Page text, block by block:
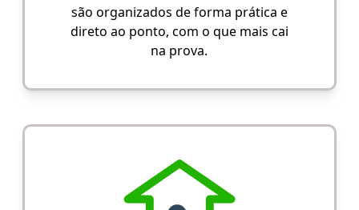
são organizados de forma prática e
direto ao ponto, com o que mais cai
na prova.